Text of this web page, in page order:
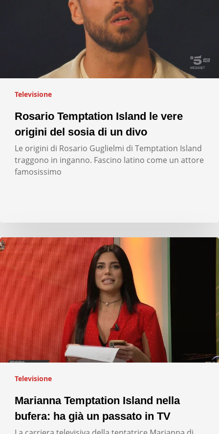
Televisione
Rosario Temptation Island le vere
origini del sosia di un divo
Le origini di Rosario Guglielmi di Temptation Island
traggono in inganno. Fascino latino come un attore
famosissimo
Televisione
Marianna Temptation Island nella
bufera: ha già un passato in TV